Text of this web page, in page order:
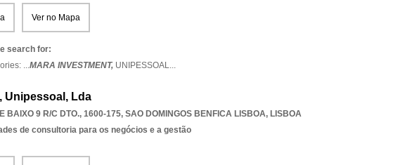
Ver no Mapa
search for:
...MARA INVESTMENT, UNIPESSOAL...
Unipessoal, Lda
BAIXO 9 R/C DTO., 1600-175, SAO DOMINGOS BENFICA LISBOA, LISBOA
de consultoria para os negócios e a gestão